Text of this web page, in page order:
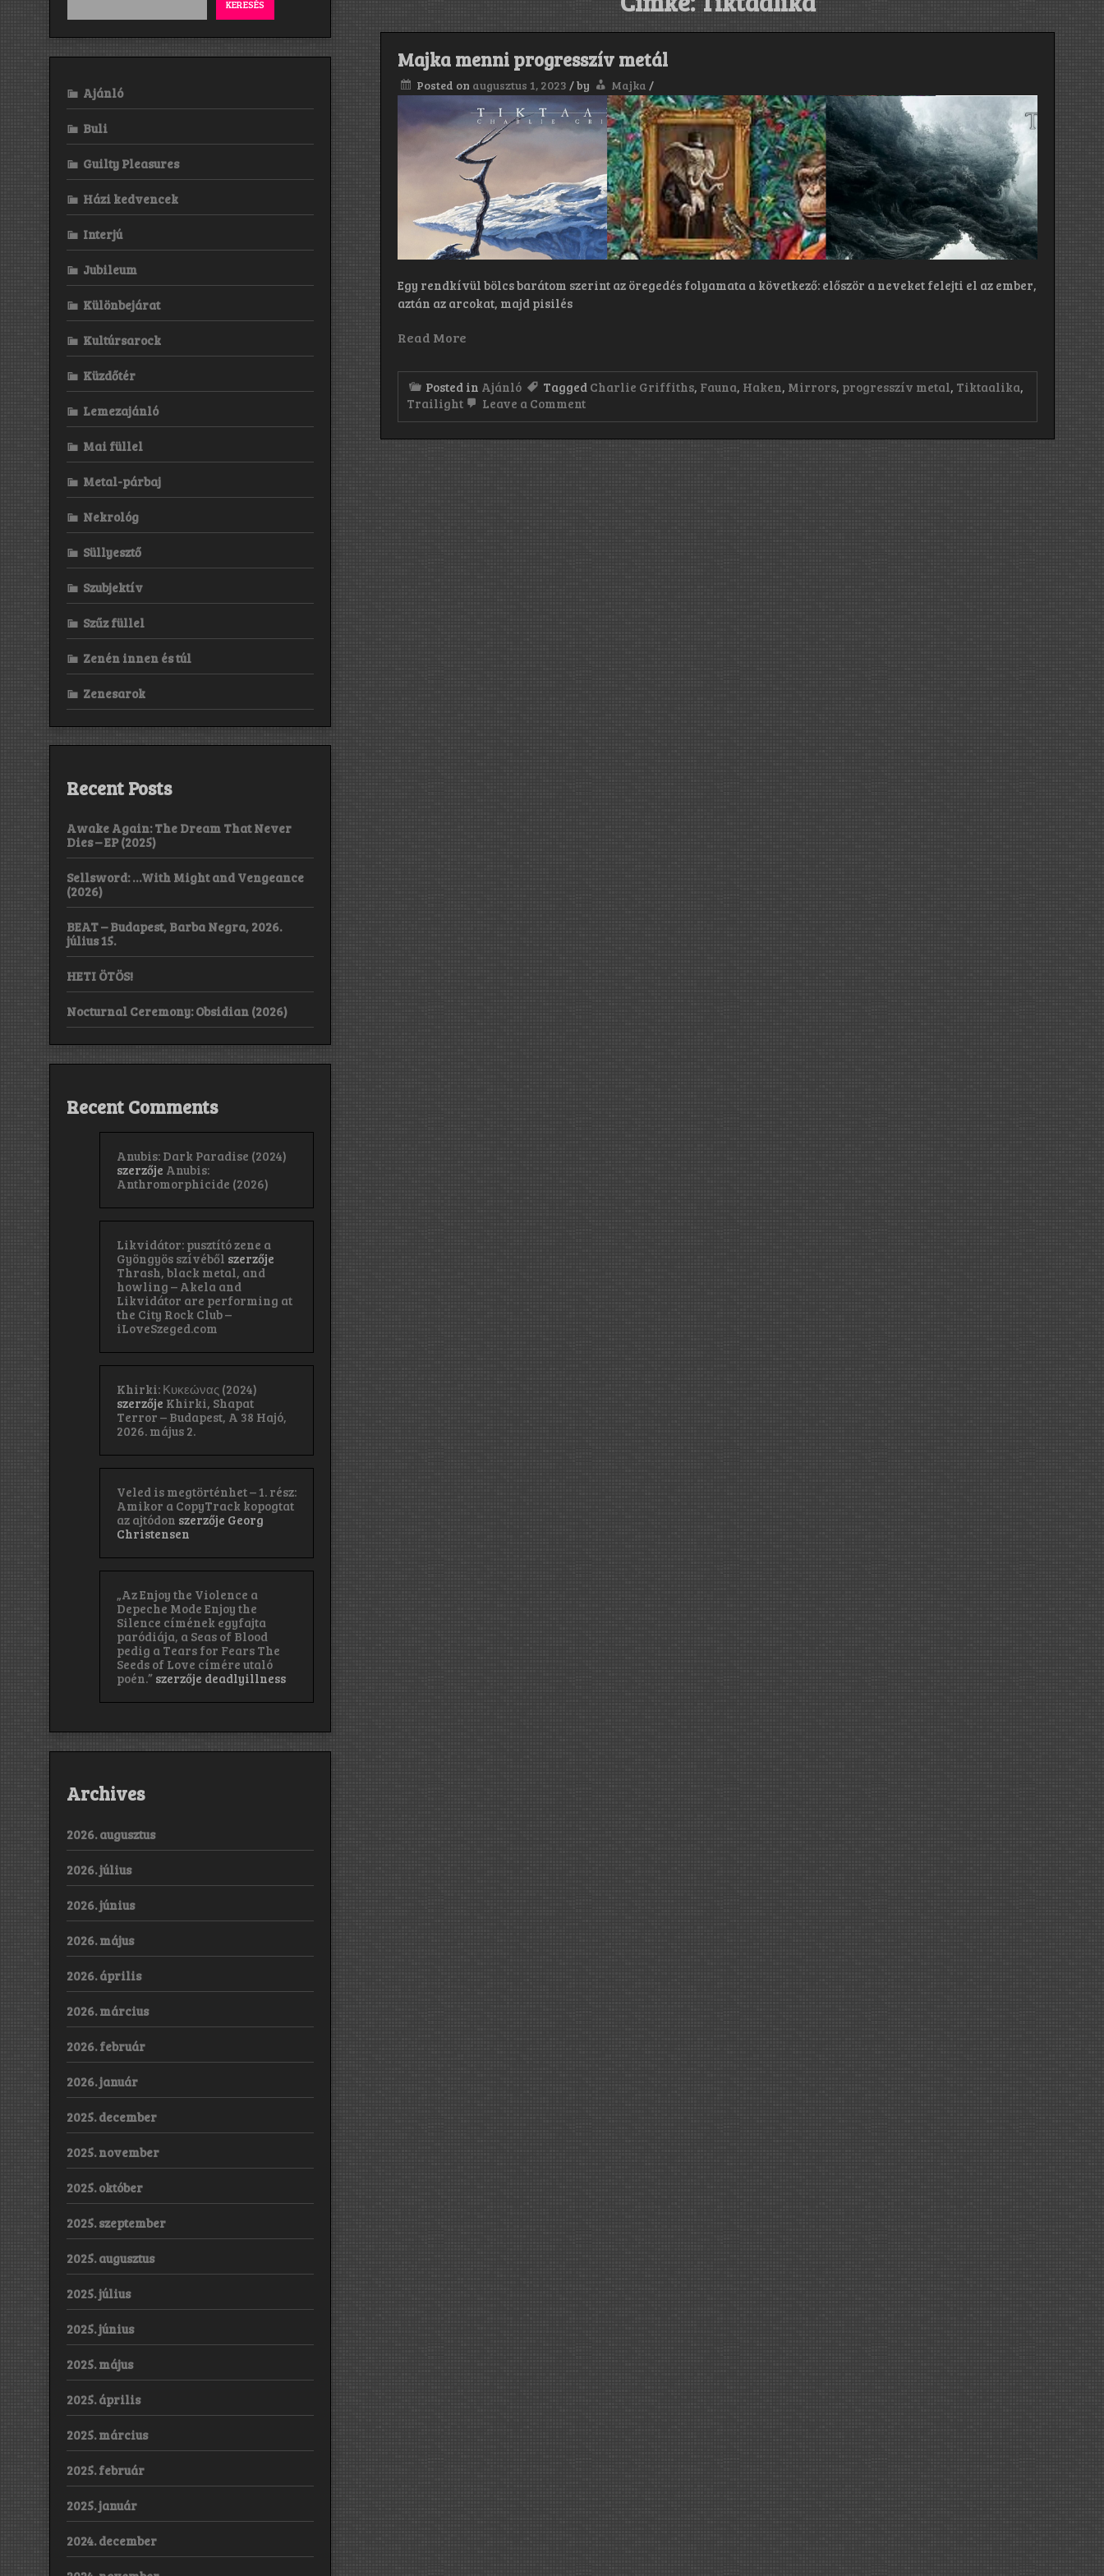
Majka menni progresszív metál
Posted on augusztus 1, 2023 /by Majka /
Egy rendkívül bölcs barátom szerint az öregedés folyamata a következő: először a neveket felejti el az ember,
aztán az arcokat, majd pisilés
Read More
Posted in Ajánló Tagged Charlie Griffiths, Fauna, Haken, Mirrors, progresszív metal, Tiktaalika,
Trailight
Leave a Commenton
progresszív
KERESÉS
Ajánló
Buli
Guilty Pleasures
Házi kedvencek
Interjú
Jubileum
Különbejárat
Kultúrsarock
Küzdőtér
Lemezajánló
Mai füllel
Metal-párbaj
Nekrológ
Süllyesztő
Szubjektív
Szűz füllel
Zenén innen és túl
Zenesarok
Recent Posts
Awake Again: The Dream That Never
Dies – EP (2025)
Sellsword: …With Might and Vengeance
(2026)
BEAT – Budapest, Barba Negra, 2026.
július 15.
HETI ÖTÖS!
Nocturnal Ceremony: Obsidian (2026)
Recent Comments
Anubis: Dark Paradise (2024)
szerzője Anubis:
Anthromorphicide (2026)
Likvidátor: pusztító zene a
Gyöngyös szívéből szerzője
Thrash, black metal, and
howling – Akela and
Likvidátor are performing at
the City Rock Club –
iLoveSzeged.com
Khirki: Κ​υ​κ​ε​ώ​ν​α​ς (2024)
szerzője Khirki, Shapat
Terror – Budapest, A 38 Hajó,
2026. május 2.
Veled is megtörténhet – 1. rész:
Amikor a CopyTrack kopogtat
az ajtódon szerzője Georg
Christensen
„Az Enjoy the Violence a
Depeche Mode Enjoy the
Silence címének egyfajta
paródiája, a Seas of Blood
pedig a Tears for Fears The
Seeds of Love címére utaló
poén.” szerzője deadlyillness
Archives
2026. augusztus
2026. július
2026. június
2026. május
2026. április
2026. március
2026. február
2026. január
2025. december
2025. november
2025. október
2025. szeptember
2025. augusztus
2025. július
2025. június
2025. május
2025. április
2025. március
2025. február
2025. január
2024. december